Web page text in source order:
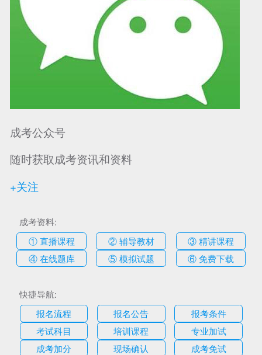
成考公众号
随时获取成考资讯和资料
+关注
成考资料:
① 直播课程
② 辅导教材
③ 精讲课程
④ 在线题库
⑤ 模拟试题 ⑥ 免费下载
快捷导航:
报名流程
报名公告
报考条件
考试科目
培训课程
专业加试
成考加分
现场确认
成考免试